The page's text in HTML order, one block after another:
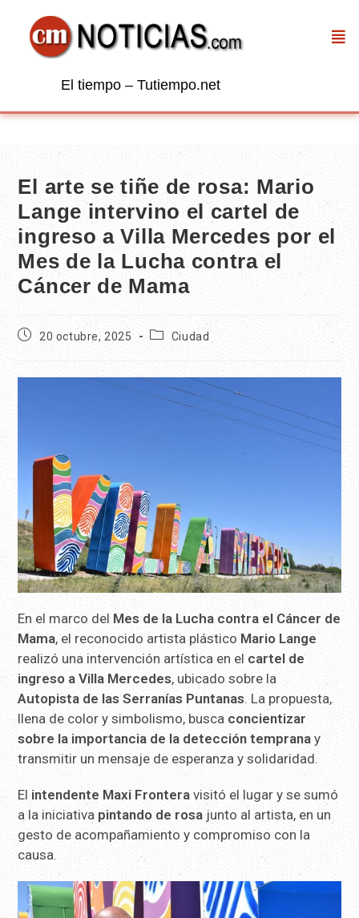
El tiempo – Tutiempo.net
El arte se tiñe de rosa: Mario
Lange intervino el cartel de
ingreso a Villa Mercedes por el
Mes de la Lucha contra el
Cáncer de Mama
20 octubre, 2025 Ciudad
En el marco del Mes de la Lucha contra el Cáncer de
Mama, el reconocido artista plástico Mario Lange
realizó una intervención artística en el cartel de
ingreso a Villa Mercedes, ubicado sobre la
Autopista de las Serranías Puntanas. La propuesta,
llena de color y simbolismo, busca concientizar
sobre la importancia de la detección temprana y
transmitir un mensaje de esperanza y solidaridad.
El intendente Maxi Fronteravisitó el lugar y se sumó
a la iniciativa pintando de rosa junto al artista, en un
gesto de acompañamiento y compromiso con la
causa.